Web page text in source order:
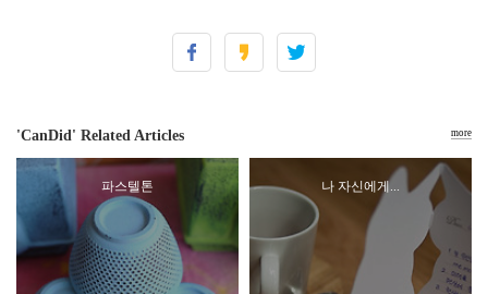
'CanDid' Related Articles
파스텔톤 나 자신에게...
more